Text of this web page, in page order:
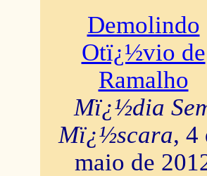
Demolindo
Otï¿½vio de
Ramalho
Mï¿½dia
Mï¿½scara, 4
maio de